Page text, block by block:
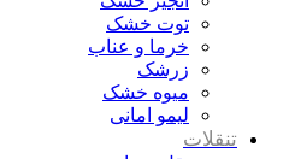
توت خشک
خرما و عناب
زرشک
میوه خشک
لیمو امانی
تنقلات